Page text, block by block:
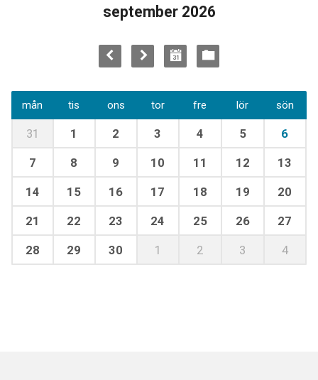
september 2026
mån tis ons tor fre lör sön
31 1 2 3 4 5 6
7 8 9 10 11 12 13
14 15 16 17 18 19 20
21 22 23 24 25 26 27
28 29 30 1 2 3 4